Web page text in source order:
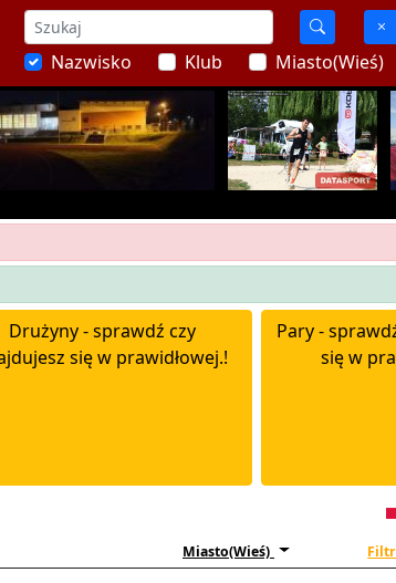
Nazwisko Klub Miasto(Wieś)
Drużyny - sprawdź czy
się w prawidłowej.!
Pary -
się w
Miasto(Wieś) Filtr